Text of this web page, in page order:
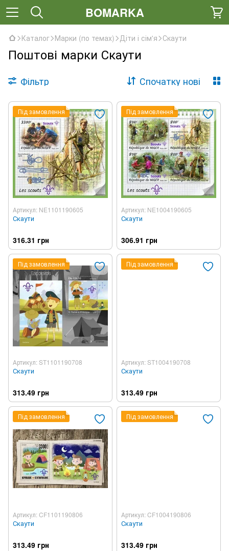
BOMARKA
Каталог Марки (по темах) Діти і сім'я Скаути
Поштові марки Скаути
Фільтр Спочатку нові
Під замовлення
Артикул: NE1101190605
Скаути
316.31 грн
Під замовлення
Артикул: NE1004190605
Скаути
306.91 грн
Під замовлення
Артикул: ST1101190708
Скаути
313.49 грн
Під замовлення
Артикул: ST1004190708
Скаути
313.49 грн
Під замовлення
Артикул: CF1101190806
Скаути
313.49 грн
Під замовлення
Артикул: CF1004190806
Скаути
313.49 грн